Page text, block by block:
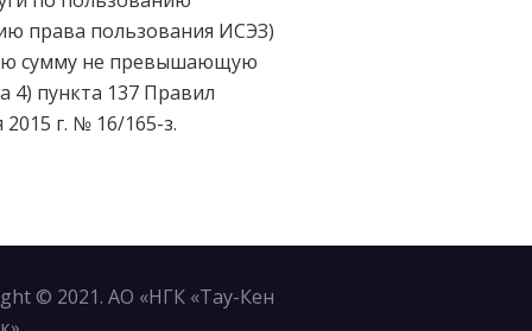
права пользования ИСЭЗ)
сумму не превышающую
4) пункта 137 Правил
г. № 16/165-з.
© 2021. АО «НГК «Тау-Кен